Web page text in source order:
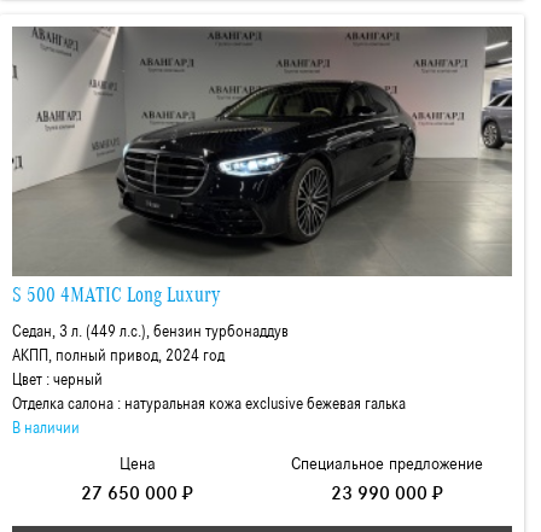
S 500 4MATIC Long Luxury
Седан, 3 л. (449 л.с.), бензин турбонаддув
АКПП, полный привод, 2024 год
Цвет : черный
Отделка салона : натуральная кожа exclusive бежевая галька
В наличии
Цена
27 650 000 ₽
Специальное предложение
23 990 000 ₽